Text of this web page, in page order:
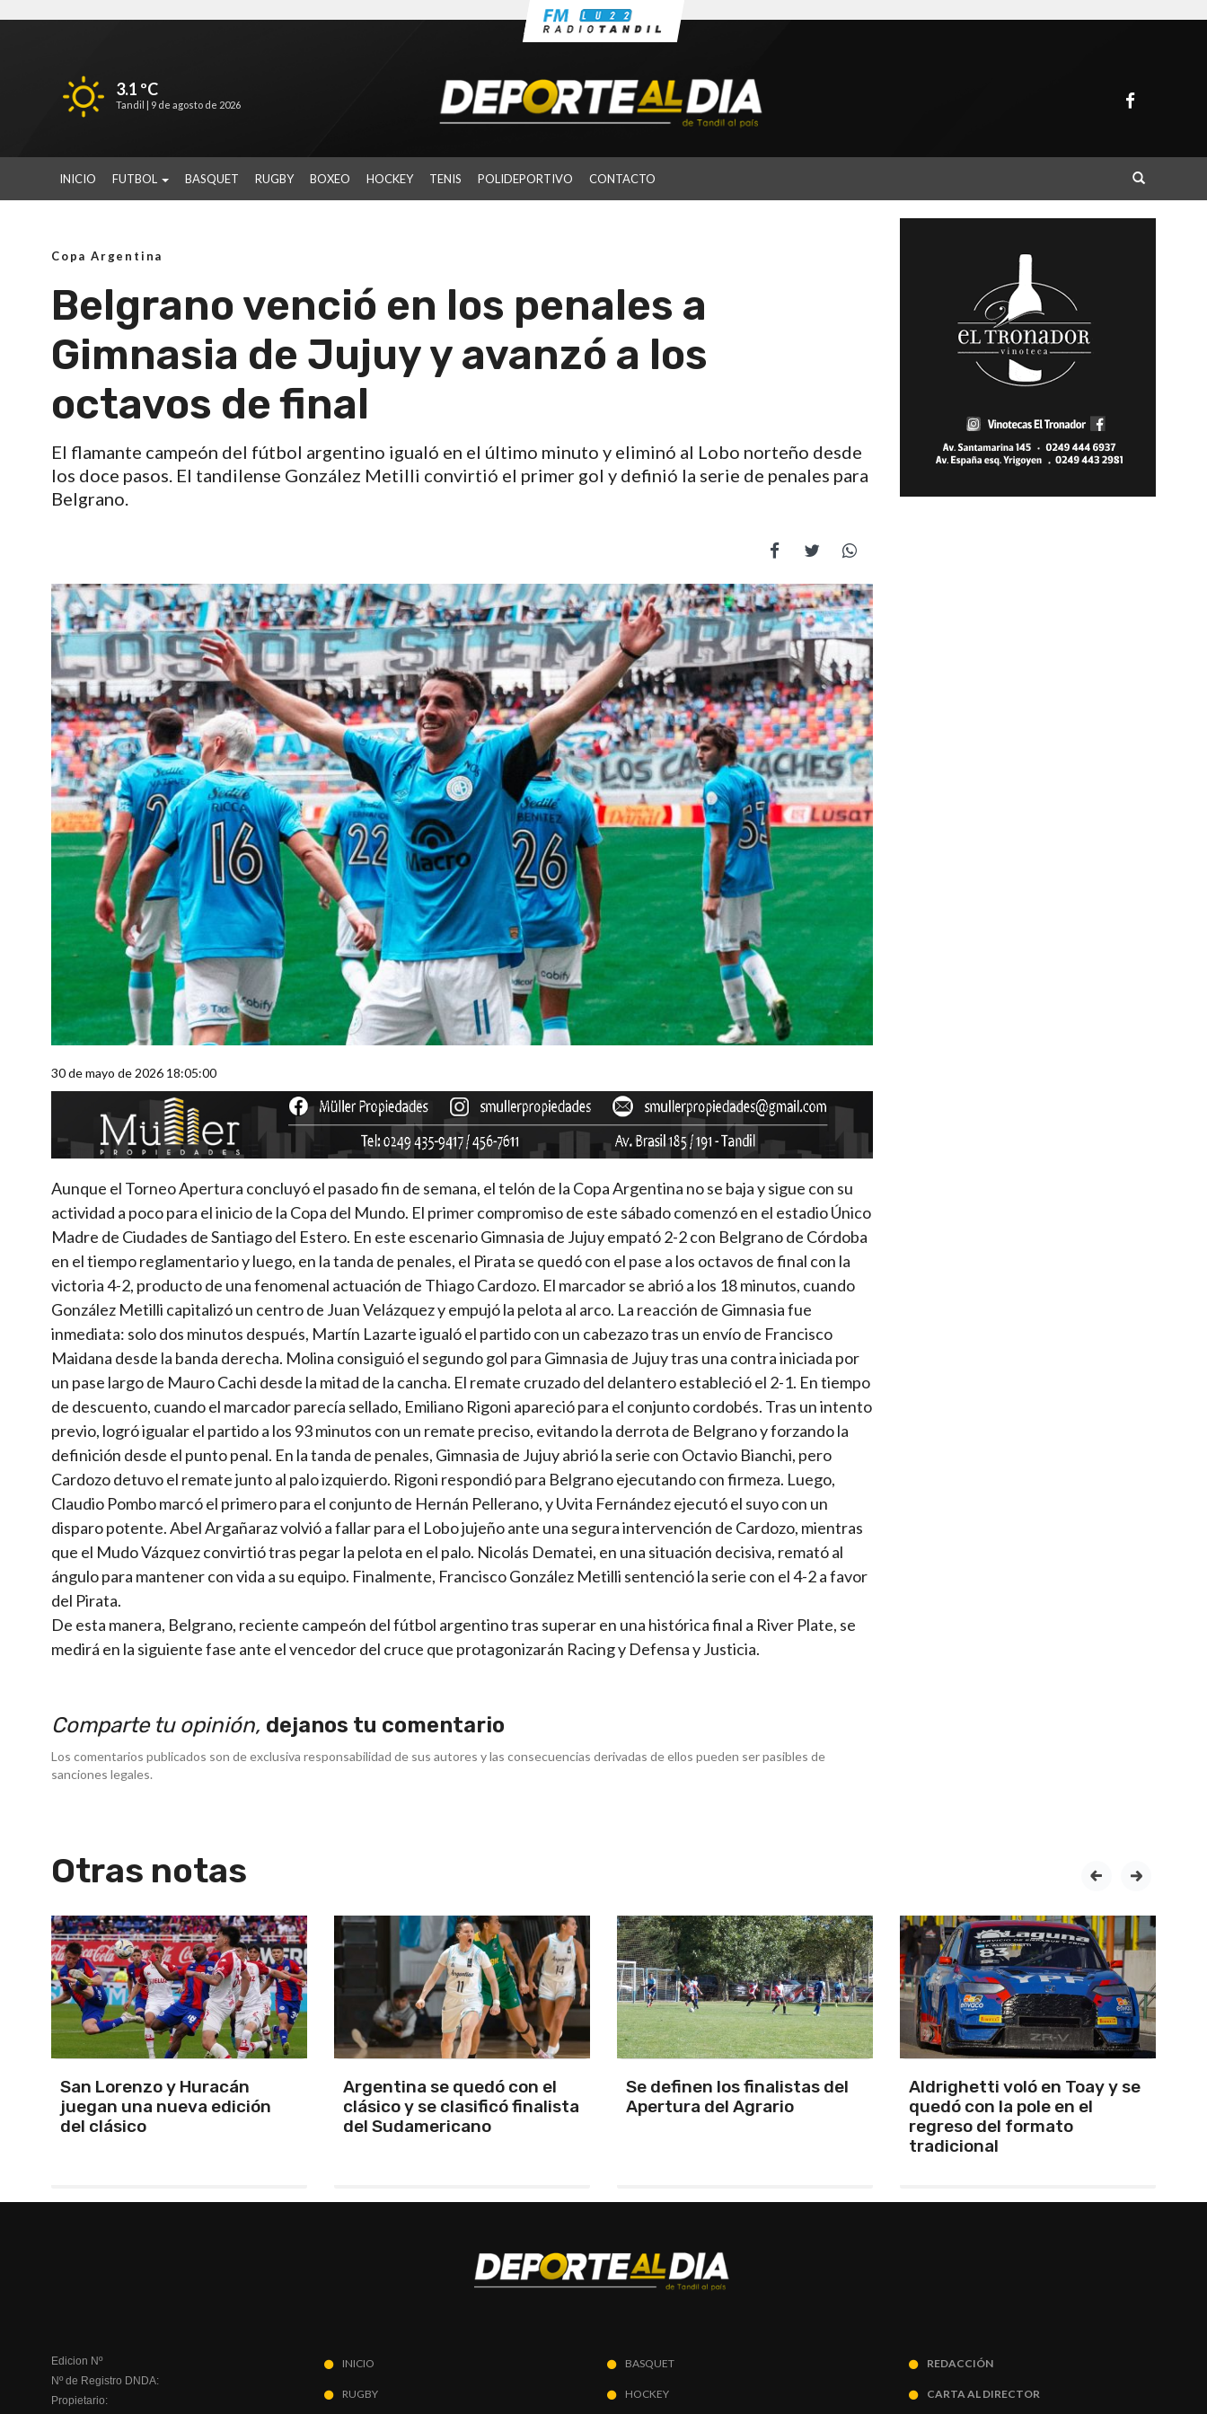
3.1 ºC
Tandil | 9 de agosto de 2026
INICIO FUTBOL BASQUET RUGBY BOXEO HOCKEY TENIS POLIDEPORTIVO CONTACTO
Copa Argentina
Belgrano venció en los penales a
Gimnasia de Jujuy y avanzó a los
octavos de final
El flamante campeón del fútbol argentino igualó en el último minuto y eliminó al Lobo norteño desde
los doce pasos. El tandilense González Metilli convirtió el primer gol y definió la serie de penales para
Belgrano.
30 de mayo de 2026 18:05:00
Aunque el Torneo Apertura concluyó el pasado fin de semana, el telón de la Copa Argentina no se baja y sigue con su
actividad a poco para el inicio de la Copa del Mundo. El primer compromiso de este sábado comenzó en el estadio Único
Madre de Ciudades de Santiago del Estero. En este escenario Gimnasia de Jujuy empató 2-2 con Belgrano de Córdoba
en el tiempo reglamentario y luego, en la tanda de penales, el Pirata se quedó con el pase a los octavos de final con la
victoria 4-2, producto de una fenomenal actuación de Thiago Cardozo. El marcador se abrió a los 18 minutos, cuando
González Metilli capitalizó un centro de Juan Velázquez y empujó la pelota al arco. La reacción de Gimnasia fue
inmediata: solo dos minutos después, Martín Lazarte igualó el partido con un cabezazo tras un envío de Francisco
Maidana desde la banda derecha. Molina consiguió el segundo gol para Gimnasia de Jujuy tras una contra iniciada por
un pase largo de Mauro Cachi desde la mitad de la cancha. El remate cruzado del delantero estableció el 2-1. En tiempo
de descuento, cuando el marcador parecía sellado, Emiliano Rigoni apareció para el conjunto cordobés. Tras un intento
previo, logró igualar el partido a los 93 minutos con un remate preciso, evitando la derrota de Belgrano y forzando la
definición desde el punto penal. En la tanda de penales, Gimnasia de Jujuy abrió la serie con Octavio Bianchi, pero
Cardozo detuvo el remate junto al palo izquierdo. Rigoni respondió para Belgrano ejecutando con firmeza. Luego,
Claudio Pombo marcó el primero para el conjunto de Hernán Pellerano, y Uvita Fernández ejecutó el suyo con un
disparo potente. Abel Argañaraz volvió a fallar para el Lobo jujeño ante una segura intervención de Cardozo, mientras
que el Mudo Vázquez convirtió tras pegar la pelota en el palo. Nicolás Dematei, en una situación decisiva, remató al
ángulo para mantener con vida a su equipo. Finalmente, Francisco González Metilli sentenció la serie con el 4-2 a favor
del Pirata.
De esta manera, Belgrano, reciente campeón del fútbol argentino tras superar en una histórica final a River Plate, se
medirá en la siguiente fase ante el vencedor del cruce que protagonizarán Racing y Defensa y Justicia.
Comparte tu opinión, dejanos tu comentario
Los comentarios publicados son de exclusiva responsabilidad de sus autores y las consecuencias derivadas de ellos pueden ser pasibles de
sanciones legales.
Otras notas
Argentina se quedó con el
clásico y se clasificó finalista
del Sudamericano
Se definen los finalistas del
Apertura del Agrario
Aldrighetti voló en Toay y se
quedó con la pole en el
Emanuel Ance, subcampeón
nacional en Rosario
prev next
Edicion Nº
Nº de Registro DNDA:
Propietario:
INICIO
RUGBY
BASQUET
HOCKEY
REDACCIÓN
CARTA AL DIRECTOR